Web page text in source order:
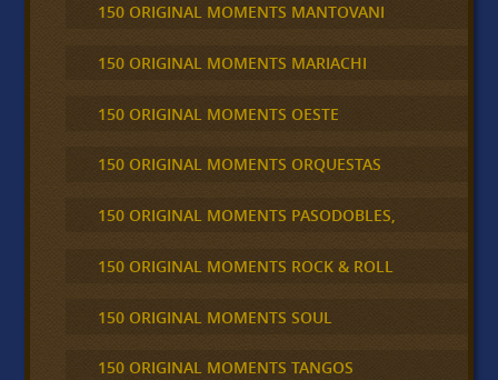
150 ORIGINAL MOMENTS MANTOVANI
150 ORIGINAL MOMENTS MARIACHI
150 ORIGINAL MOMENTS OESTE
150 ORIGINAL MOMENTS ORQUESTAS
150 ORIGINAL MOMENTS PASODOBLES,
150 ORIGINAL MOMENTS ROCK & ROLL
150 ORIGINAL MOMENTS SOUL
150 ORIGINAL MOMENTS TANGOS